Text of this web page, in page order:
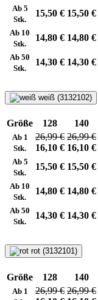
Ab 5
Stk.
15,50 € 15,50 €
Ab 10
Stk.
14,80 € 14,80 €
Ab 50
Stk.
14,30 € 14,30 €
weiß (3132102)
Größe 128 140
Ab 1
Stk.
26,99 €
16,10 €
26,99 €
16,10 €
Ab 5
Stk.
15,50 € 15,50 €
Ab 10
Stk.
14,80 € 14,80 €
Ab 50
Stk.
14,30 € 14,30 €
rot (3132101)
Größe 128 140
Ab 1
26,99 € 26,99 €